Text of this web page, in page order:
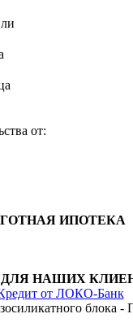
от:
ИПОТЕКА
ДЛЯ НАШИХ
блока